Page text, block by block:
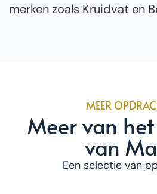
merken zoals Kruidvat en
MEER
Meer van
van
Een selectie van